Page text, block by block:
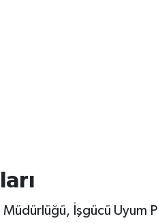
Müdürlüğü, İşgücü Uyum